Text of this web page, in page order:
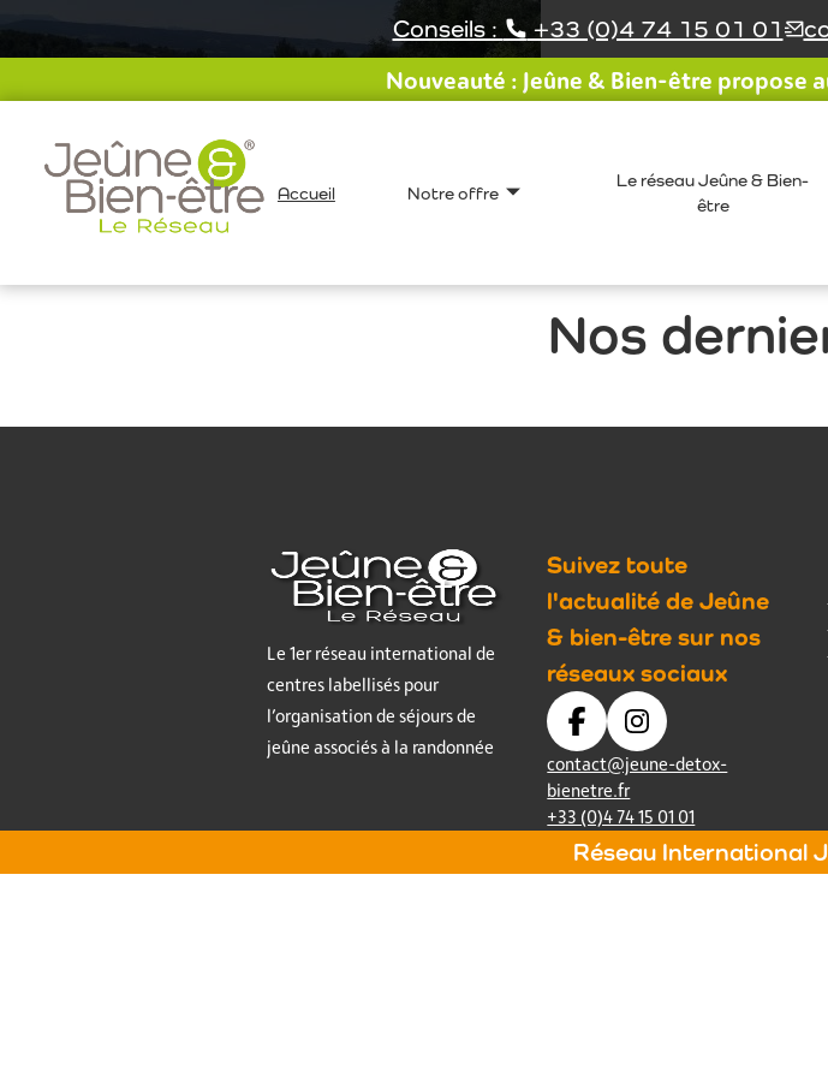
Conseils : +33 (0)4 74 15 01 01
Nouveauté : Jeûne & Bien-être propose
Accueil Notre offre
Le réseau Jeûne & Bien-
être
Nos
Le 1er réseau international de
centres labellisés pour
l’organisation de séjours de
jeûne associés à la randonnée
Suivez toute
l'actualité de Jeûne
& bien-être sur nos
réseaux sociaux
contact@jeune-detox-
bienetre.fr
+33 (0)4 74 15 01 01
Réseau International